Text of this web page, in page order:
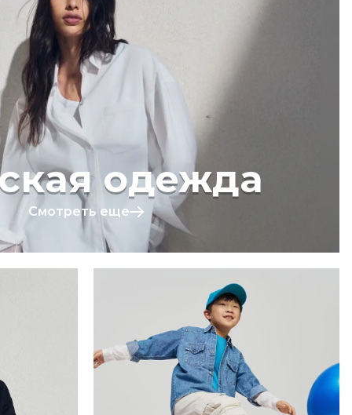
одежда
Смотреть еще